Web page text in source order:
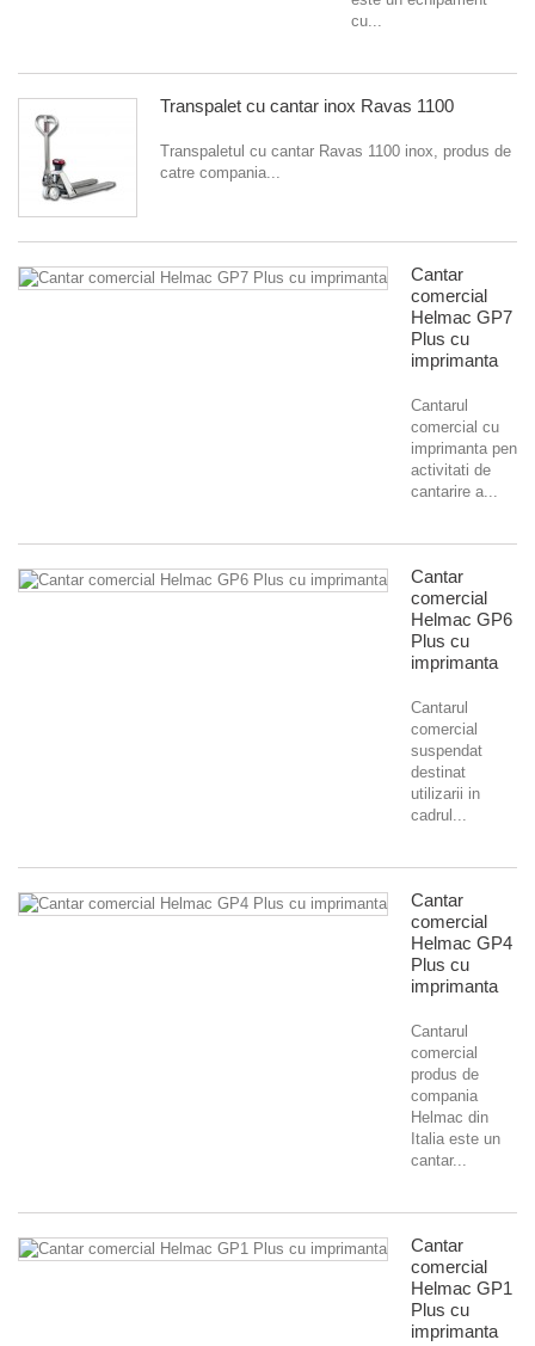
cu...
Transpalet cu cantar inox Ravas 1100
Transpaletul cu cantar Ravas 1100 inox, produs de
catre compania...
Cantar
comercial
Helmac GP7
Plus cu
imprimanta
Cantarul
comercial cu
imprimanta pentru
activitati de
cantarire a...
Cantar
comercial
Helmac GP6
Plus cu
imprimanta
Cantarul
comercial
suspendat
destinat
utilizarii in
cadrul...
Cantar
comercial
Helmac GP4
Plus cu
imprimanta
Cantarul
comercial
produs de
compania
Helmac din
Italia este un
cantar...
Cantar
comercial
Helmac GP1
Plus cu
imprimanta